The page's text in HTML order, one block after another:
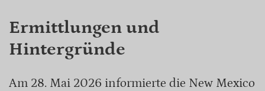
Ermittlungen und
Hintergründe
Am 28. Mai 2026 informierte die New Mexico